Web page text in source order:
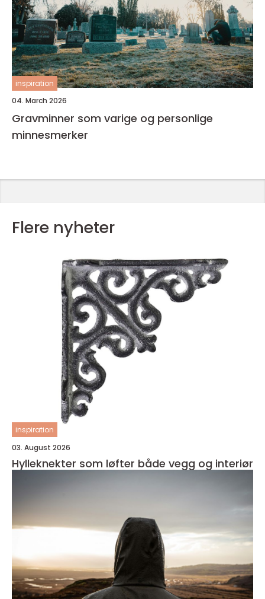
inspiration
04. March 2026
Gravminner som varige og personlige
minnesmerker
Flere nyheter
inspiration
03. August 2026
Hylleknekter som løfter både vegg og interiør